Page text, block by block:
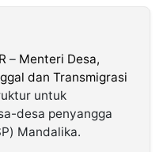
– Menteri Desa,
dan Transmigrasi
untuk
desa penyangga
Mandalika.